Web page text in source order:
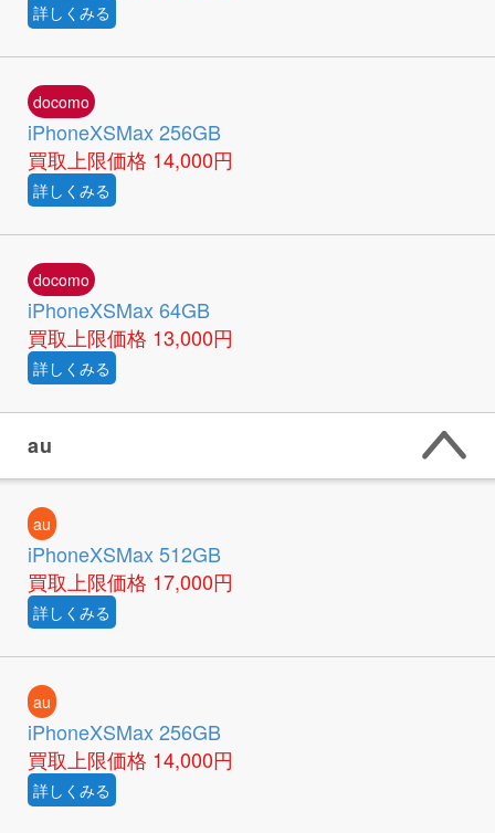
詳しくみる
docomo
iPhoneXSMax 256GB
買取上限価格 14,000円
詳しくみる
docomo
iPhoneXSMax 64GB
買取上限価格 13,000円
詳しくみる
au
au
iPhoneXSMax 512GB
買取上限価格 17,000円
詳しくみる
au
iPhoneXSMax 256GB
買取上限価格 14,000円
詳しくみる